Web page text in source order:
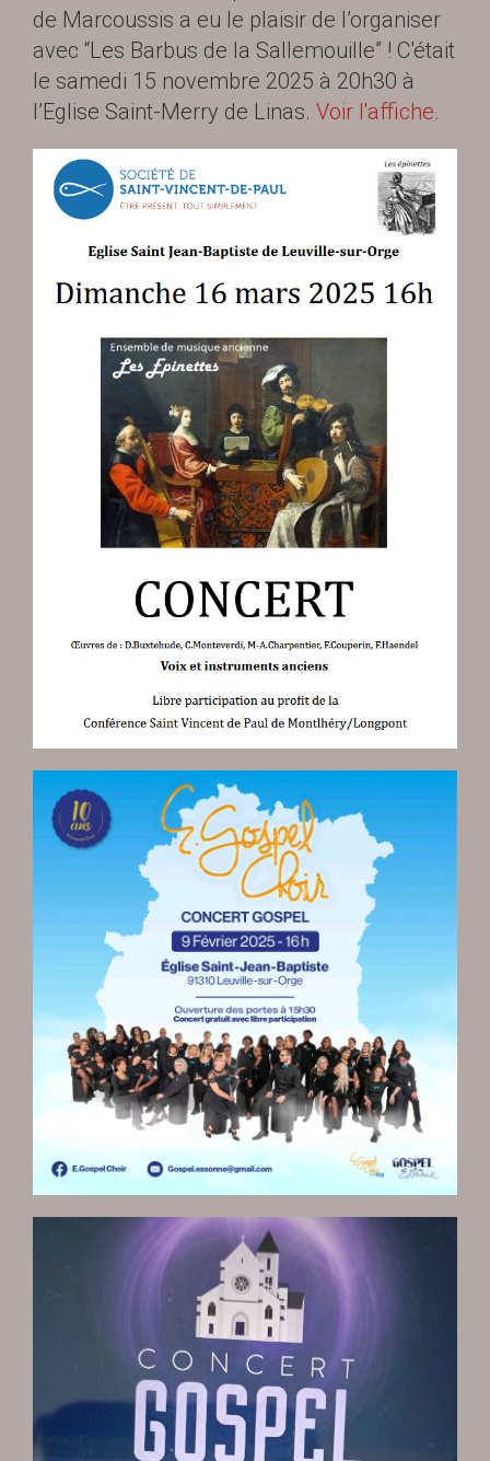
de Marcoussis a eu le plaisir de l’organiser
avec “Les Barbus de la Sallemouille” ! C'était
le samedi 15 novembre 2025 à 20h30 à
l’Eglise Saint-Merry de Linas. Voir l'affiche.